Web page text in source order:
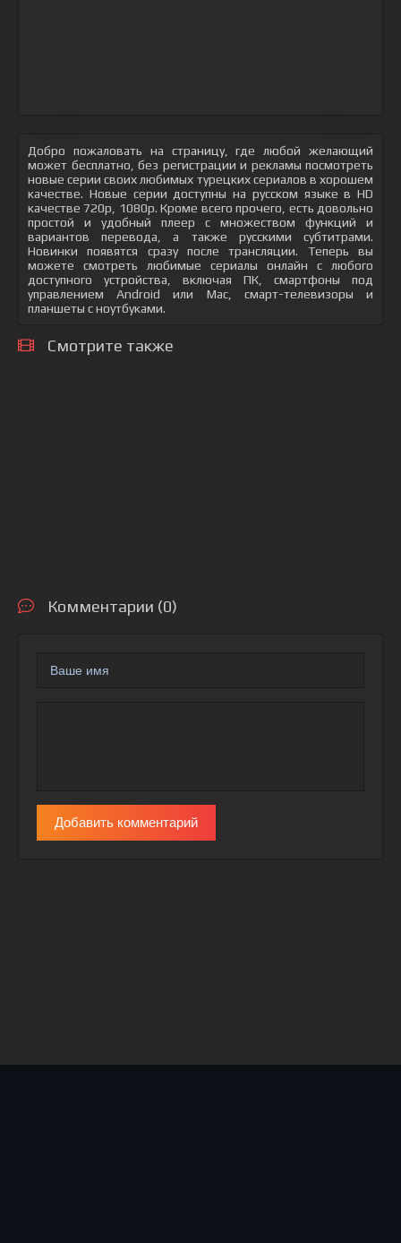
Добро пожаловать на страницу, где любой желающий
может бесплатно, без регистрации и рекламы посмотреть
новые серии своих любимых турецких сериалов в хорошем
качестве. Новые серии доступны на русском языке в HD
качестве 720p, 1080p. Кроме всего прочего, есть довольно
простой и удобный плеер с множеством функций и
вариантов перевода, а также русскими субтитрами.
Новинки появятся сразу после трансляции. Теперь вы
можете смотреть любимые сериалы онлайн с любого
доступного устройства, включая ПК, смартфоны под
управлением Android или Mac, смарт-телевизоры и
планшеты с ноутбуками.
Смотрите также
Комментарии (0)
Добавить комментарий